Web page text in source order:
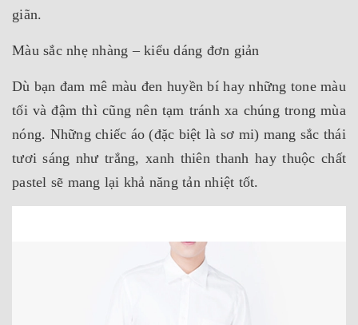
giãn.
Màu sắc nhẹ nhàng – kiểu dáng đơn giản
Dù bạn đam mê màu đen huyền bí hay những tone màu
tối và đậm thì cũng nên tạm tránh xa chúng trong mùa
nóng. Những chiếc áo (đặc biệt là sơ mi) mang sắc thái
tươi sáng như trắng, xanh thiên thanh hay thuộc chất
pastel sẽ mang lại khả năng tản nhiệt tốt.